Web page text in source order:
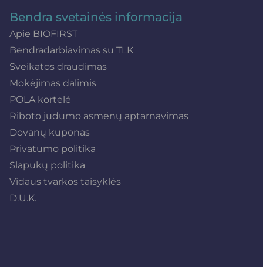
Bendra svetainės informacija
Apie BIOFIRST
Bendradarbiavimas su TLK
Sveikatos draudimas
Mokėjimas dalimis
POLA kortelė
Riboto judumo asmenų aptarnavimas
Dovanų kuponas
Privatumo politika
Slapukų politika
Vidaus tvarkos taisyklės
D.U.K.